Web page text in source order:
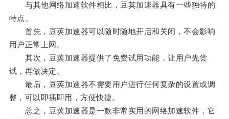
与其他网络加速软件相比，豆荚加速器具有一些独特的
特点。
首先，豆荚加速器可以随时随地开启和关闭，不会影响
用户正常上网。
其次，豆荚加速器提供了免费试用功能，让用户先尝
试，再做决定。
最后，豆荚加速器不需要用户进行任何复杂的设置或调
整，可以即插即用，方便快捷。
总之，豆荚加速器是一款非常实用的网络加速软件，它